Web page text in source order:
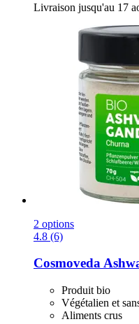
Livraison jusqu'au 17
2 options
4.8 (6)
Cosmoveda
Produit bio
Végétalien et
Aliments crus